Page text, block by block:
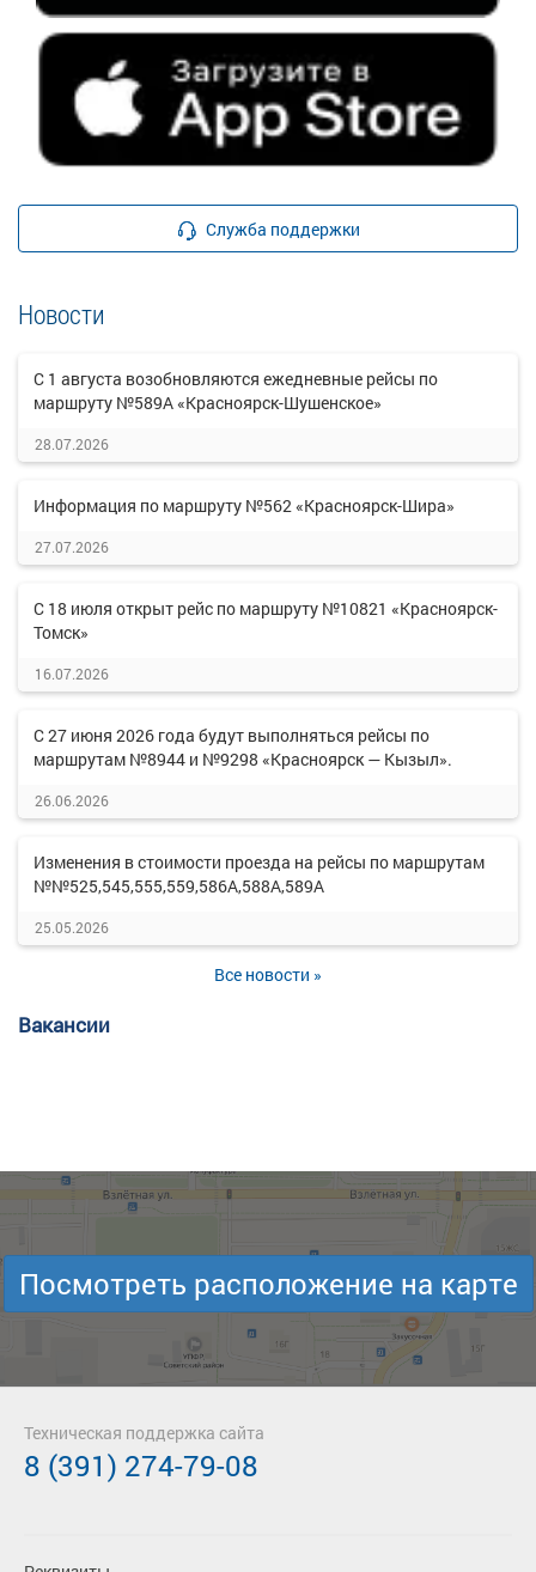
Служба поддержки
Новости
С 1 августа возобновляются ежедневные рейсы по
маршруту №589А «Красноярск-Шушенское»
28.07.2026
Информация по маршруту №562 «Красноярск-Шира»
27.07.2026
С 18 июля открыт рейс по маршруту №10821 «Красноярск-
Томск»
16.07.2026
С 27 июня 2026 года будут выполняться рейсы по
маршрутам №8944 и №9298 «Красноярск — Кызыл».
26.06.2026
Изменения в стоимости проезда на рейсы по маршрутам
№№525,545,555,559,586А,588А,589А
25.05.2026
Все новости »
Вакансии
Посмотреть расположение на карте
Техническая поддержка сайта
8 (391) 274-79-08